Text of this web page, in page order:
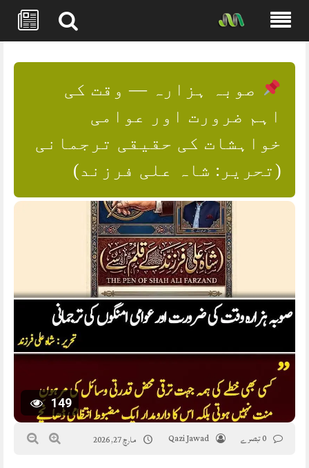
content
صوبہ ہزارہ — وقت کی
اہم ضرورت اور عوامی
خواہشات کی حقیقی ترجمانی
(تحریر: شاہ علی فرزند)
149
Qazi Jawad مارچ 27, 2026